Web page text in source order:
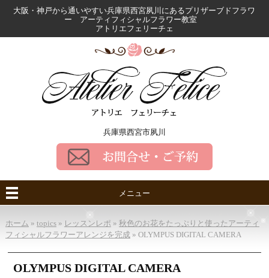
大阪・神戸から通いやすい兵庫県西宮夙川にあるプリザーブドフラワ
ー アーティフィシャルフラワー教室
アトリエフェリーチェ
兵庫県西宮市夙川
メニュー
ホーム » topics» レッスンレポ » 秋色のお花をたっぷりと使ったアーティ
フィシャルフラワーアレンジを完成» OLYMPUS DIGITAL CAMERA
OLYMPUS DIGITAL CAMERA